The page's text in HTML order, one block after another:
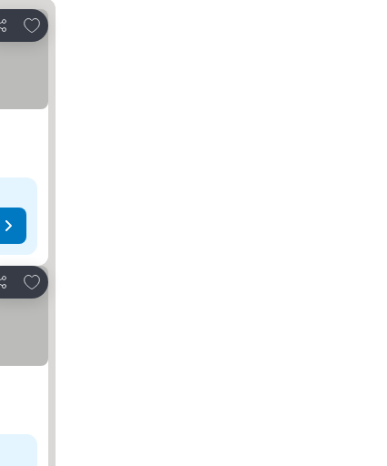
Lägg till i Mina Favoriter
Lägg till i Mina Favoriter